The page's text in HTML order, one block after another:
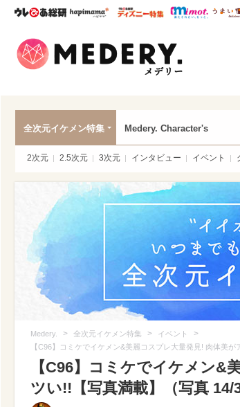
ウレぴあ総研ハピママ* ウレぴあ総研
全次元イケメン特集 Medery. Character's
2次元 2.5次元 3次元 インタビュー イベント
Medery. > 全次元イケメン特集 > イベント >
【C96】コミケでイケメン&美麗コスプレ大量発見! 肉体美が
【C96】コミケでイケメン&
ツい!!【写真満載】（写真 14/